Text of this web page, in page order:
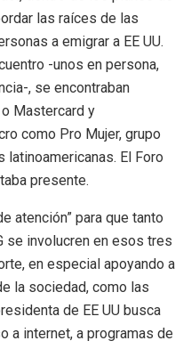
las raíces de las
a emigrar a EE UU.
-unos en persona,
, se encontraban
Mastercard y
como Pro Mujer, grupo
latinoamericanas. El Foro
presente.
atención” para que tanto
se involucren en esos tres
en especial apoyando a
la sociedad, como las
de EE UU busca
a internet, a programas de